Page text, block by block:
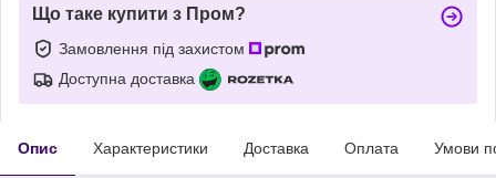
Що таке купити з Пром?
Замовлення під захистом
Доступна доставка
Опис Характеристики Доставка Оплата Умови